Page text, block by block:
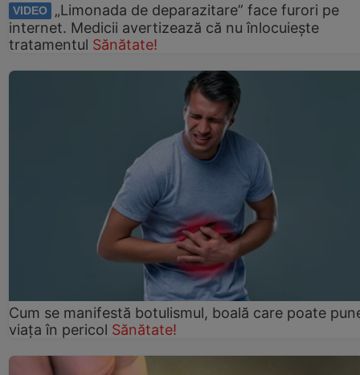
VIDEO
„Limonada de deparazitare” face furori pe
internet. Medicii avertizează că nu înlocuiește
tratamentul Sănătate!
Cum se manifestă botulismul, boală care poate
viaţa în pericol Sănătate!